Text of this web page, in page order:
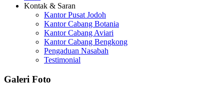
Kontak & Saran
Kantor Pusat Jodoh
Kantor Cabang Botania
Kantor Cabang Aviari
Kantor Cabang Bengkong
Pengaduan Nasabah
Testimonial
Galeri Foto